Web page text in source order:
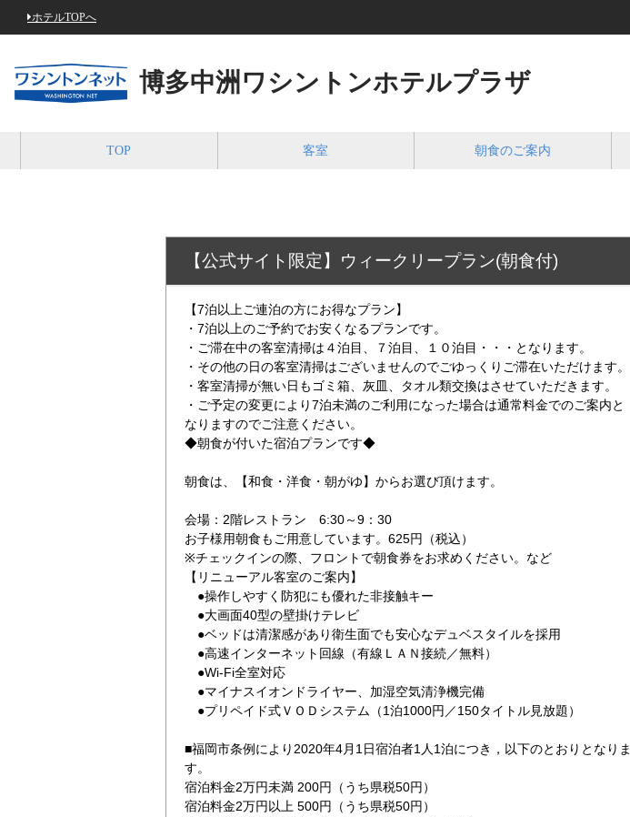
ホテルTOPへ
博多中洲ワシントンホテルプラザ
TOP 客室 朝食のご案内
【公式サイト限定】ウィークリープラン(朝食付)
【7泊以上ご連泊の方にお得なプラン】
・7泊以上のご予約でお安くなるプランです。
・ご滞在中の客室清掃は４泊目、７泊目、１０泊目・・・となります。
・その他の日の客室清掃はございませんのでごゆっくりご滞在いただけます。
・客室清掃が無い日もゴミ箱、灰皿、タオル類交換はさせていただきます。
・ご予定の変更により7泊未満のご利用になった場合は通常料金でのご案内と
なりますのでご注意ください。
◆朝食が付いた宿泊プランです◆
朝食は、【和食・洋食・朝がゆ】からお選び頂けます。
会場：2階レストラン 6:30～9：30
お子様用朝食もご用意しています。625円（税込）
※チェックインの際、フロントで朝食券をお求めください。など
【リニューアル客室のご案内】
●操作しやすく防犯にも優れた非接触キー
●大画面40型の壁掛けテレビ
●ベッドは清潔感があり衛生面でも安心なデュベスタイルを採用
●高速インターネット回線（有線ＬＡＮ接続／無料）
●Wi-Fi全室対応
●マイナスイオンドライヤー、加湿空気清浄機完備
●プリペイド式ＶＯＤシステム（1泊1000円／150タイトル見放題）
■福岡市条例により2020年4月1日宿泊者1人1泊につき，以下のとおりとなりま
す。
宿泊料金2万円未満 200円（うち県税50円）
宿泊料金2万円以上 500円（うち県税50円）
ウィークリープラン